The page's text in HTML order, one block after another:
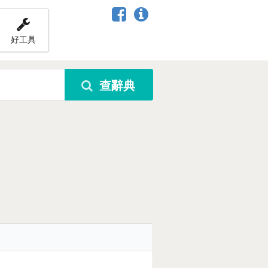
好工具
查辭典